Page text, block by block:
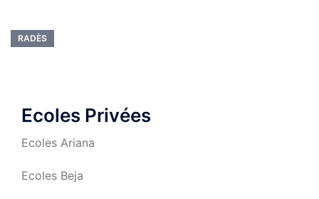
RADÈS
Ecoles Privées
Ecoles Ariana
Ecoles Beja